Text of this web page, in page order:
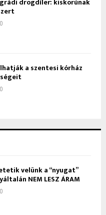
velünk a “nyugat”
NEM LESZ ÁRAM
0
drogdíler: kiskorúnak
0
a szentesi kórház
0